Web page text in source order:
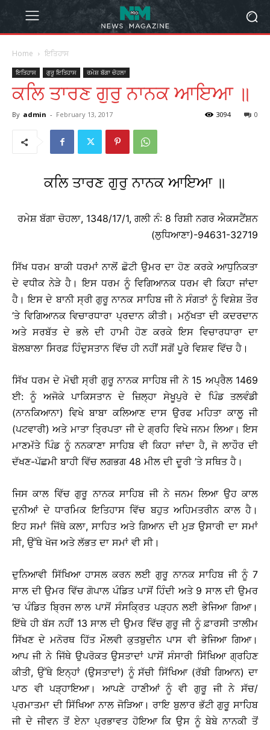
Home ਇਤਿਹਾਸ
ਇਤਿਹਾਸ ਗੁਰੂ ਇਤਿਹਾਸ ਰਮੇਸ਼ ਬੱਗਾ ਚੋਹਲਾ
ਕਲਿ ਤਾਰਣ ਗੁਰੁ ਨਾਨਕ ਆਇਆ ॥
By admin - February 13, 2017 0
3094
ਕਲਿ ਤਾਰਣ ਗੁਰੁ ਨਾਨਕ ਆਇਆ ॥
ਰਮੇਸ਼ ਬੱਗਾ ਚੋਹਲਾ, 1348/17/1, ਗਲੀ ਨੰ: 8 ਰਿਸ਼ੀ ਨਗਰ ਐਕਸਟੈਂਸ਼ਨ
(ਲੁਧਿਆਣਾ)-94631-32719
ਸਿੱਖ ਧਰਮ ਬਾਕੀ ਧਰਮਾਂ ਨਾਲੋਂ ਛੋਟੀ ਉਮਰ ਦਾ ਹੋਣ ਕਰਕੇ ਆਧੁਨਿਕਤਾ
ਦੇ ਵਧੀਕ ਨੇੜੇ ਹੈ। ਇਸ ਧਰਮ ਨੂੰ ਵਿਗਿਆਨਕ ਧਰਮ ਵੀ ਕਿਹਾ ਜਾਂਦਾ
ਹੈ। ਇਸ ਦੇ ਬਾਨੀ ਸ੍ਰੀ ਗੁਰੂ ਨਾਨਕ ਸਾਹਿਬ ਜੀ ਨੇ ਸੰਗਤਾਂ ਨੂੰ ਵਿਸ਼ੇਸ਼ ਤੌਰ
’ਤੇ ਵਿਗਿਆਨਕ ਵਿਚਾਰਧਾਰਾ ਪ੍ਰਦਾਨ ਕੀਤੀ। ਮਨੁੱਖਤਾ ਦੀ ਕਦਰਦਾਨ
ਅਤੇ ਸਰਬੱਤ ਦੇ ਭਲੇ ਦੀ ਹਾਮੀ ਹੋਣ ਕਰਕੇ ਇਸ ਵਿਚਾਰਧਾਰਾ ਦਾ
ਬੋਲਬਾਲਾ ਸਿਰਫ਼ ਹਿੰਦੁਸਤਾਨ ਵਿੱਚ ਹੀ ਨਹੀਂ ਸਗੋਂ ਪੂਰੇ ਵਿਸ਼ਵ ਵਿੱਚ ਹੈ।
ਸਿੱਖ ਧਰਮ ਦੇ ਮੋਢੀ ਸ੍ਰੀ ਗੁਰੂ ਨਾਨਕ ਸਾਹਿਬ ਜੀ ਨੇ 15 ਅਪ੍ਰੈਲ 1469
ਈ: ਨੂੰ ਅਜੋਕੇ ਪਾਕਿਸਤਾਨ ਦੇ ਜ਼ਿਲ੍ਹਾ ਸੇਖੂਪੁਰੇ ਦੇ ਪਿੰਡ ਤਲਵੰਡੀ
(ਨਾਨਕਿਆਨਾ) ਵਿਖੇ ਬਾਬਾ ਕਲਿਆਣ ਦਾਸ ਉਰਫ ਮਹਿਤਾ ਕਾਲੂ ਜੀ
(ਪਟਵਾਰੀ) ਅਤੇ ਮਾਤਾ ਤ੍ਰਿਪਤਾ ਜੀ ਦੇ ਗ੍ਰਹਿ ਵਿਖੇ ਜਨਮ ਲਿਆ। ਇਸ
ਮਾਣਮੱਤੇ ਪਿੰਡ ਨੂੰ ਨਨਕਾਣਾ ਸਾਹਿਬ ਵੀ ਕਿਹਾ ਜਾਂਦਾ ਹੈ, ਜੋ ਲਾਹੌਰ ਦੀ
ਦੱਖਣ-ਪੱਛਮੀ ਬਾਹੀ ਵਿੱਚ ਲਗਭਗ 48 ਮੀਲ ਦੀ ਦੂਰੀ ’ਤੇ ਸਥਿਤ ਹੈ।
ਜਿਸ ਕਾਲ ਵਿੱਚ ਗੁਰੂ ਨਾਨਕ ਸਾਹਿਬ ਜੀ ਨੇ ਜਨਮ ਲਿਆ ਉਹ ਕਾਲ
ਦੁਨੀਆਂ ਦੇ ਧਾਰਮਿਕ ਇਤਿਹਾਸ ਵਿੱਚ ਬਹੁਤ ਅਹਿਮਤਰੀਨ ਕਾਲ ਹੈ।
ਇਹ ਸਮਾਂ ਜਿੱਥੇ ਕਲਾ, ਸਾਹਿਤ ਅਤੇ ਗਿਆਨ ਦੀ ਮੁੜ ਉਸਾਰੀ ਦਾ ਸਮਾਂ
ਸੀ, ਉੱਥੇ ਖੋਜ ਅਤੇ ਲੱਭਤ ਦਾ ਸਮਾਂ ਵੀ ਸੀ।
ਦੁਨਿਆਵੀ ਸਿੱਖਿਆ ਹਾਸਲ ਕਰਨ ਲਈ ਗੁਰੂ ਨਾਨਕ ਸਾਹਿਬ ਜੀ ਨੂੰ 7
ਸਾਲ ਦੀ ਉਮਰ ਵਿੱਚ ਗੋਪਾਲ ਪੰਡਿਤ ਪਾਸੋਂ ਹਿੰਦੀ ਅਤੇ 9 ਸਾਲ ਦੀ ਉਮਰ
’ਚ ਪੰਡਿਤ ਬ੍ਰਿਜ ਲਾਲ ਪਾਸੋਂ ਸੰਸਕ੍ਰਿਤ ਪੜ੍ਹਨ ਲਈ ਭੇਜਿਆ ਗਿਆ।
ਇੱਥੇ ਹੀ ਬੱਸ ਨਹੀਂ 13 ਸਾਲ ਦੀ ਉਮਰ ਵਿੱਚ ਗੁਰੂ ਜੀ ਨੂੰ ਫ਼ਾਰਸੀ ਤਾਲੀਮ
ਸਿੱਖਣ ਦੇ ਮਨੋਰਥ ਹਿੱਤ ਮੌਲਵੀ ਕੁਤਬੁਦੀਨ ਪਾਸ ਵੀ ਭੇਜਿਆ ਗਿਆ।
ਆਪ ਜੀ ਨੇ ਜਿੱਥੇ ਉਪਰੋਕਤ ਉਸਤਾਦਾਂ ਪਾਸੋਂ ਸੰਸਾਰੀ ਸਿੱਖਿਆ ਗ੍ਰਹਿਣ
ਕੀਤੀ, ਉੱਥੇ ਇਨ੍ਹਾਂ (ਉਸਤਾਦਾਂ) ਨੂੰ ਸੱਚੀ ਸਿੱਖਿਆ (ਰੱਬੀ ਗਿਆਨ) ਦਾ
ਪਾਠ ਵੀ ਪੜ੍ਹਾਇਆ। ਆਪਣੇ ਹਾਣੀਆਂ ਨੂੰ ਵੀ ਗੁਰੂ ਜੀ ਨੇ ਸੱਚ/
ਪ੍ਰਮਾਤਮਾ ਦੀ ਸਿੱਖਿਆ ਨਾਲ ਜੋੜਿਆ। ਰਾਇ ਬੁਲਾਰ ਭੱਟੀ ਗੁਰੂ ਸਾਹਿਬ
ਜੀ ਦੇ ਜੀਵਨ ਤੋਂ ਏਨਾ ਪ੍ਰਭਾਵਤ ਹੋਇਆ ਕਿ ਉਸ ਨੂੰ ਬੇਬੇ ਨਾਨਕੀ ਤੋਂ